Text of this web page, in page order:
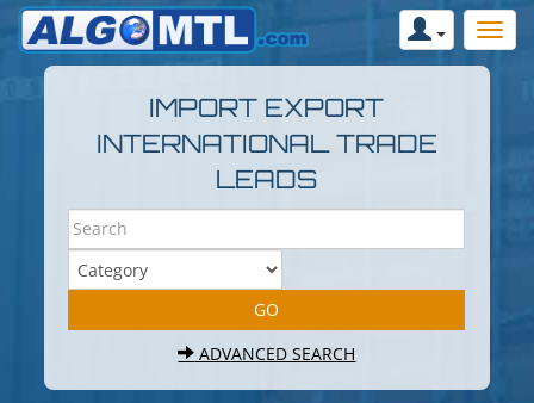
IMPORT EXPORT
INTERNATIONAL TRADE
LEADS
ADVANCED SEARCH